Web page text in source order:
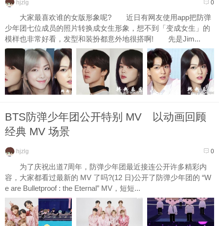
0
hjzlg
大家最喜欢谁的女版形象呢? 近日有网友使用app把防弹
少年团七位成员的照片转换成女生形象，想不到「变成女生」的
模样也非常好看，发型和装扮都意外地很搭啊! 先是Jim...
BTS防弹少年团公开特别 MV 以动画回顾
经典 MV 场景
0
hjzlg
为了庆祝出道7周年，防弹少年团最近接连公开许多精彩内
容，大家都看过最新的 MV 了吗?(12 日)公开了防弹少年团的 “W
e are Bulletproof : the Eternal” MV，短短...